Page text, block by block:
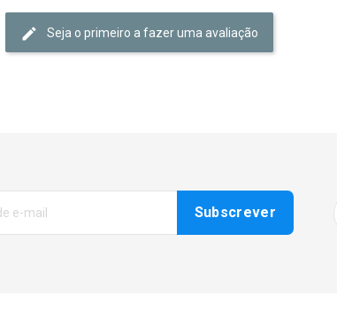
Seja o primeiro a fazer uma avaliação